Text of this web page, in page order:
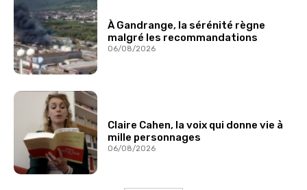
À Gandrange, la sérénité règne
malgré les recommandations
06/08/2026
Claire Cahen, la voix qui donne vie à
mille personnages
06/08/2026